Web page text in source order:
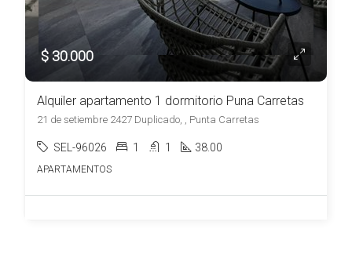
$ 30.000
Alquiler apartamento 1 dormitorio Puna Carretas
21 de setiembre 2427 Duplicado, , Punta Carretas
SEL-96026 1 1 38.00
APARTAMENTOS